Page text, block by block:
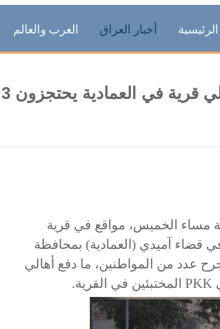
الرئيسية أخبار العراق العرب والعالم
بعد تعرضهم لقصف تركي .. أهالي قرية في العمادية يحتجزون 3
مساء الخميس، مواقع في قرية
في قضاء آميدي (العمادية) بمحافظة
عدد من المواطنين، ما دفع أهالي